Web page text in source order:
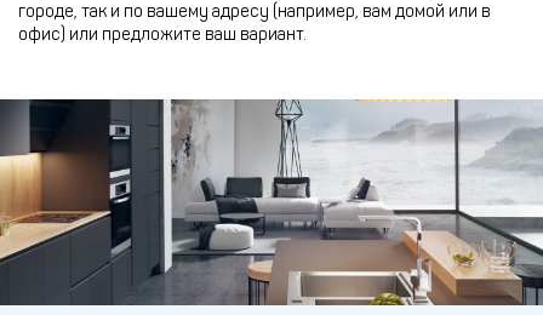
городе, так и по вашему адресу (например, вам домой или в
офис) или предложите ваш вариант.